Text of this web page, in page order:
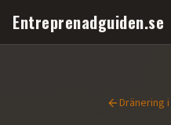
Entreprenadguiden.se
Dränering i